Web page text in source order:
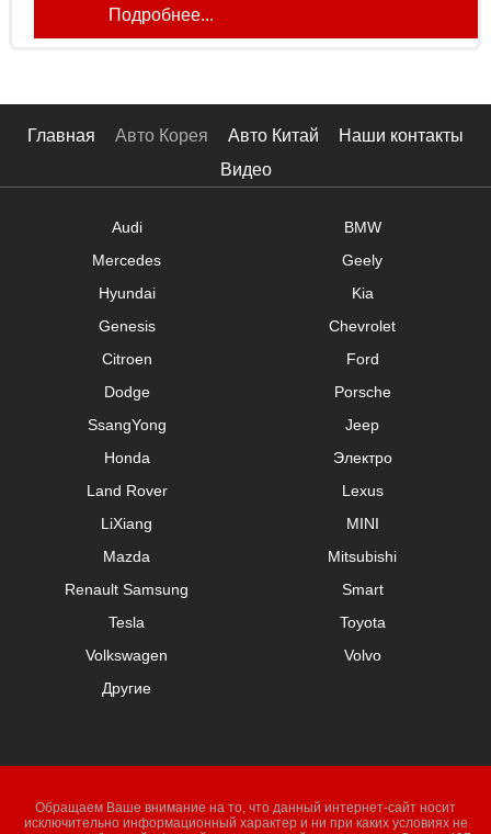
Подробнее...
Главная Авто Корея Авто Китай
Наши контакты
Видео
Audi
BMW
Mercedes
Geely
Hyundai
Kia
Genesis
Chevrolet
Citroen
Ford
Dodge
Porsche
SsangYong
Jeep
Honda
Электро
Land Rover
Lexus
LiXiang
MINI
Mazda
Mitsubishi
Renault Samsung
Smart
Tesla
Toyota
Volkswagen
Volvo
Другие
Обращаем Ваше внимание на то, что данный интернет-сайт носит
исключительно информационный характер и ни при каких условиях не